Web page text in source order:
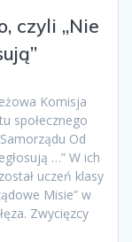
czyli „Nie
Komisja
społecznego
Od
…” W ich
uczeń klasy
Misie” w
Zwycięzcy